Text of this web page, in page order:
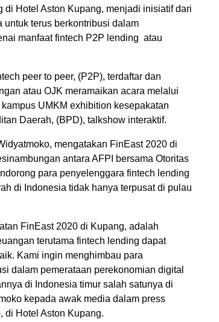
Hotel Aston Kupang, menjadi inisiatif dari
terus berkontribusi dalam
manfaat fintech P2P lending atau
peer to peer, (P2P), terdaftar dan
atau OJK meramaikan acara melalui
UMKM exhibition kesepakatan
Daerah, (BPD), talkshow interaktif.
mengatakan FinEast 2020 di
antara AFPI bersama Otoritas
para penyelenggara fintech lending
di Indonesia tidak hanya terpusat di pulau
FinEast 2020 di Kupang, adalah
terutama fintech lending dapat
Kami ingin menghimbau para
dalam pemerataan perekonomian digital
di Indonesia timur salah satunya di
kepada awak media dalam press
di Hotel Aston Kupang.